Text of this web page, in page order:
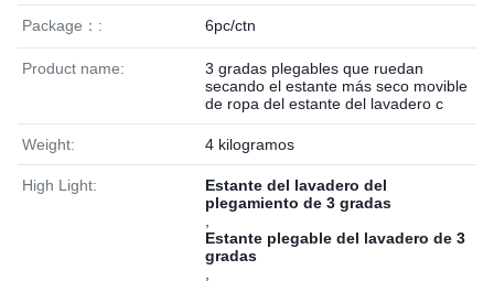
Package：: 6pc/ctn
Product name:
3 gradas plegables que ruedan
secando el estante más seco movible
de ropa del estante del lavadero c
Weight: 4 kilogramos
High Light:
Estante del lavadero del
plegamiento de 3 gradas
Estante plegable del lavadero de 3
gradas